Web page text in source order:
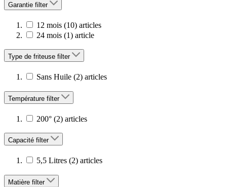
Garantie filter
12 mois (10) articles
24 mois (1) article
Type de friteuse filter
Sans Huile (2) articles
Température filter
200° (2) articles
Capacité filter
5,5 Litres (2) articles
Matière filter